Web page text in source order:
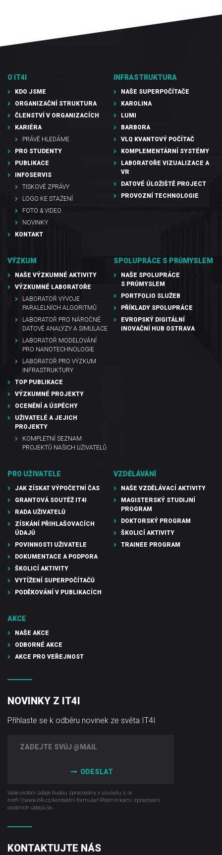
O IT4I
KDO JSME
ORGANIZAČNÍ STRUKTURA
ČLENSTVÍ V ORGANIZACÍCH
KARIÉRA
PRÁVĚ HLEDÁME
PRO STUDENTY
PUBLIKACE
INFOSERVIS
TISKOVÉ ZPRÁVY
LOGO KE STAŽENÍ
FOTO & VIDEO
NOVINKY
KONTAKT
INFRASTRUKTURA
NAŠE SUPERPOČÍTAČE
KAROLINA
LUMI
BARBORA
VLQ KVANTOVÝ POČÍTAČ
KOMPLEMENTÁRNÍ SYSTÉMY
LABORATOŘE VIZUALIZACE A
VR
DATOVÉ ÚLOŽIŠTĚ PROJECT
PROVOZNÍ TECHNOLOGIE
VÝZKUM
NAŠE VÝZKUMNÉ AKTIVITY
VÝZKUMNÉ LABORATOŘE
LABORATOŘ VÝVOJE
PARALELNÍCH ALGORITMŮ
LABORATOŘ PRO NÁROČNÉ
DATOVÉ ANALÝZY A SIMULACE
LABORATOŘ MODELOVÁNÍ
PRO NANOTECHNOLOGIE
LABORATOŘ PRO VÝZKUM
INFRASTRUKTURY
TOP PUBLIKACE
VÝZKUMNÉ PROJEKTY
OCENĚNÍ A ÚSPĚCHY
UŽIVATELÉ A JEJICH
PROJEKTY
KOMPLETNÍ SEZNAM
PROJEKTŮ NAŠICH UŽIVATELŮ
SPOLUPRÁCE S PRŮMYSLEM
NAŠE SPOLUPRÁCE
S PRŮMYSLEM
PORTFOLIO SLUŽEB
PŘÍKLADY SPOLUPRÁCE
EVROPSKÝ DIGITÁLNÍ
INOVAČNÍ HUB OSTRAVA
PRO UŽIVATELE
JAK ZÍSKAT VÝPOČETNÍ ČAS
GRANTOVÁ SOUTĚŽ IT4I
RADA UŽIVATELŮ
ZÍSKÁNÍ PŘIHLAŠOVACÍCH
ÚDAJŮ
POVINNOSTI UŽIVATELE
DOKUMENTACE A PODPORA
ŠKOLICÍ AKTIVITY
VYTÍŽENÍ SUPERPOČÍTAČŮ
PODĚKOVÁNÍ V PUBLIKACÍCH
VZDĚLÁVÁNÍ
NAŠE VZDĚLÁVACÍ AKTIVITY
MAGISTERSKÝ STUDIJNÍ
PROGRAM
DOKTORSKÝ PROGRAM
ŠKOLICÍ AKTIVITY
TRAINEE PROGRAM
AKCE
NAŠE AKCE
ODBORNÉ AKCE
AKCE PRO VEŘEJNOST
KONTAKTUJTE NÁS
NOVINKY Z IT4I
Přihlaste se k odběru novinek ze světa IT4I
ODESLAT
Vaše osobní údaje budou zpracovány v souladu s ‹a
href="//www.it4i­.cz/kontaktni-formular"›Podmínkami zpracování
osobních údajů‹/a›.